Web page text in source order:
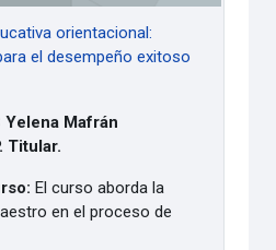
orientacional:
el desempeño exitoso
Yelena Mafrán
Titular.
El curso aborda la
en el proceso de